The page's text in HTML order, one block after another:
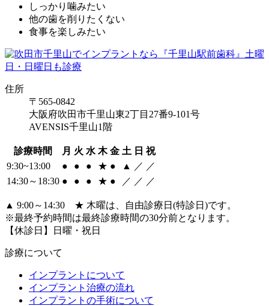
しっかり噛みたい
他の歯を削りたくない
食事を楽しみたい
住所
〒565-0842
大阪府吹田市千里山東2丁目27番9-101号
AVENSIS千里山1階
診療時間 月 火 水 木 金 土 日 祝
9:30~13:00
● ● ● ★ ● ▲ ／ ／
14:30～18:30 ● ● ● ★ ● ／ ／ ／
▲ 9:00～14:30 ★ 木曜は、自由診療日(特診日)です。
※最終予約時間は最終診療時間の30分前となります。
【休診日】日曜・祝日
診療について
インプラントについて
インプラント治療の流れ
インプラントの手術について